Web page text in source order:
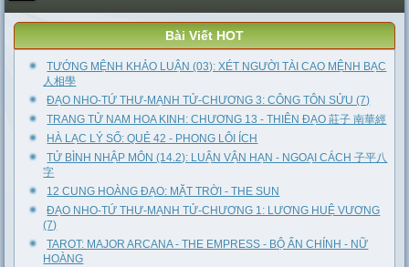
Bài Viết HOT
TƯỚNG MỆNH KHẢO LUẬN (03): XÉT NGƯỜI TÀI CAO MỆNH BẠC
人相學
ĐẠO NHO-TỨ THƯ-MẠNH TỬ-CHƯƠNG 3: CÔNG TÔN SỬU (7)
TRANG TỬ NAM HOA KINH: CHƯƠNG 13 - THIÊN ĐẠO 莊子 南華經
HÀ LẠC LÝ SỐ: QUẺ 42 - PHONG LÔI ÍCH
TỬ BÌNH NHẬP MÔN (14.2): LUẬN VẬN HẠN - NGOẠI CÁCH 子平八
字
12 CUNG HOÀNG ĐẠO: MẶT TRỜI - THE SUN
ĐẠO NHO-TỨ THƯ-MẠNH TỬ-CHƯƠNG 1: LƯƠNG HUỆ VƯƠNG
(7)
TAROT: MAJOR ARCANA - THE EMPRESS - BỘ ẨN CHÍNH - NỮ
HOÀNG